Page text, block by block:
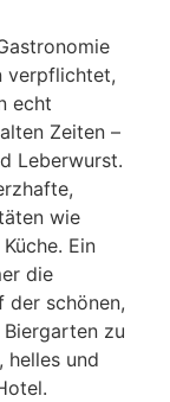
verpflichtet,
echt
Zeiten –
Leberwurst.
wie
Ein
die
der schönen,
zu
helles und